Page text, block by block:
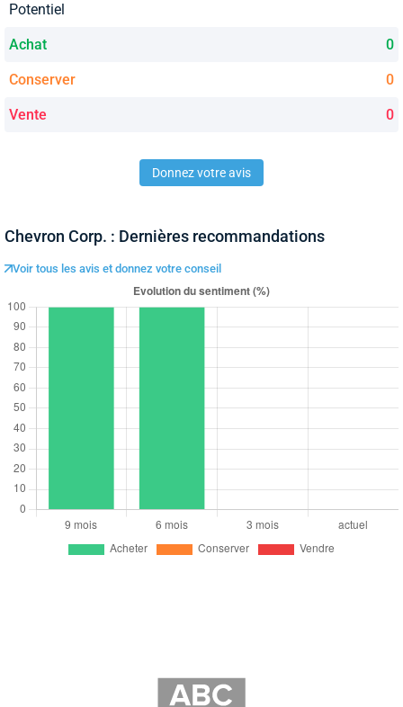
Potentiel
Achat 0
Conserver 0
Vente 0
Donnez votre avis
Chevron Corp. : Dernières recommandations
Voir tous les avis et donnez votre conseil